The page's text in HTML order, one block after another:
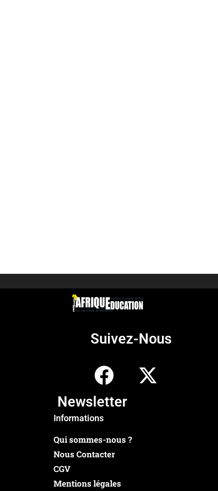
Suivez-Nous
Newsletter
Informations
Qui sommes-nous ?
Nous Contacter
CGV
Mentions légales